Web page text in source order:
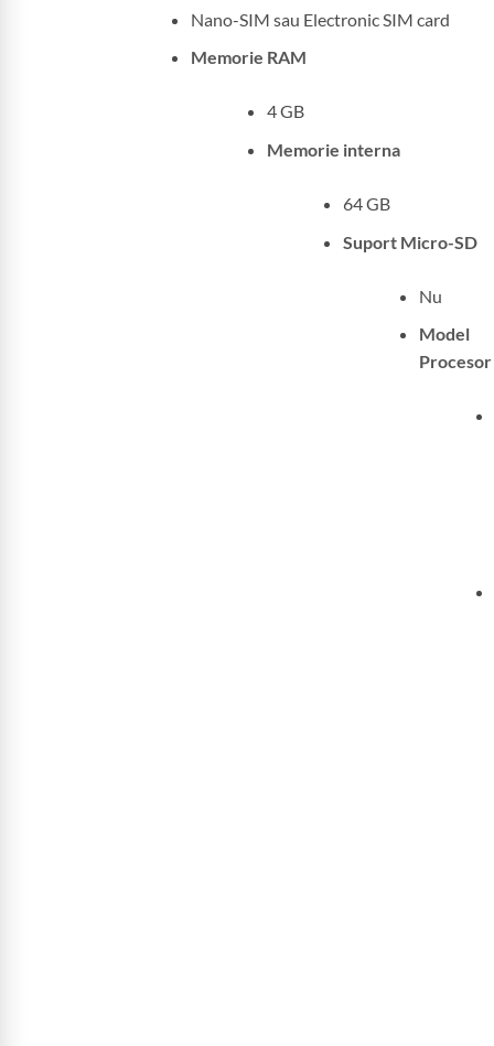
Nano-SIM sau Electronic SIM card
Memorie RAM
4 GB
Memorie interna
64 GB
Suport Micro-SD
Nu
Model
Procesor